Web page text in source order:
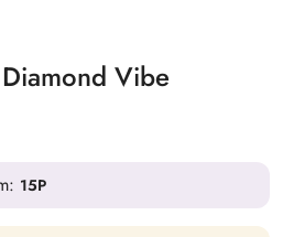
Vibe
15P